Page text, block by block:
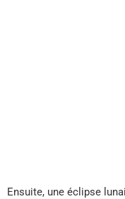
Ensuite, une éclipse